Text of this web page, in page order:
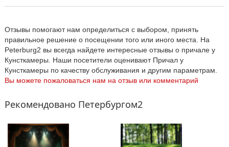
Отзывы помогают нам определиться с выбором, принять
правильное решение о посещении того или иного места. На
Peterburg2 вы всегда найдете интересные отзывы о причале у
Кунсткамеры. Наши посетители оценивают Причал у
Кунсткамеры по качеству обслуживания и другим параметрам.
Вы можете пожаловаться нам на отзыв или комментарий
Рекомендовано Петербургом2